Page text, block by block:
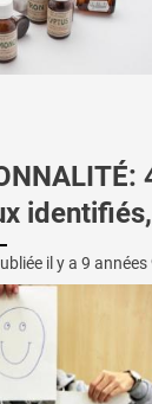
il y a 9 années